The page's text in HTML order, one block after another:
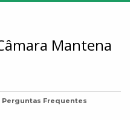
Perguntas Frequentes